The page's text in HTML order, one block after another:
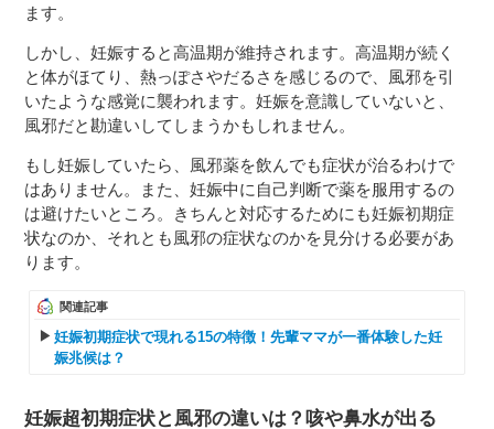
ます。
しかし、妊娠すると高温期が維持されます。高温期が続く
と体がほてり、熱っぽさやだるさを感じるので、風邪を引
いたような感覚に襲われます。妊娠を意識していないと、
風邪だと勘違いしてしまうかもしれません。
もし妊娠していたら、風邪薬を飲んでも症状が治るわけで
はありません。また、妊娠中に自己判断で薬を服用するの
は避けたいところ。きちんと対応するためにも妊娠初期症
状なのか、それとも風邪の症状なのかを見分ける必要があ
ります。
関連記事
妊娠初期症状で現れる15の特徴！先輩ママが一番体験した妊
娠兆候は？
妊娠超初期症状と風邪の違いは？咳や鼻水が出る